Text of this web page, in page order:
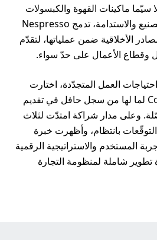
سيّما ماكينات القهوة والكبسولات
الحصرية. وبفضل جودة التصنيع والاستدامة، تدمج Nespresso
الأخلاقية ضمن عملياتها، لتقدّم
وقطاع الأعمال على حدّ سواء.
العمل المتجدّدة، اختارت
Nespresso شركة Codilar لما لها من سجل حافل في تقديم
وعلى مدار شراكة امتدّت لثلاث
سنوات، تجاوزت Codilar التوقّعات بانتظام، وأظهرت خبرة
المستخدم والاستراتيجية الرقمية
شاملة لمنظومة التجارة